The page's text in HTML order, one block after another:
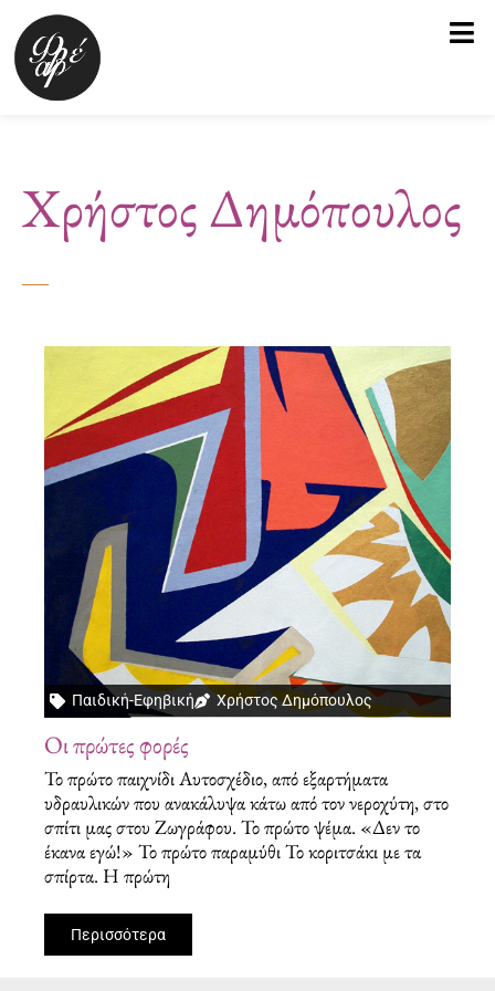
Μετάβαση
στο
περιεχόμενο
Χρήστος Δημόπουλος
Παιδική-Εφηβική Χρήστος Δημόπουλος
Οι πρώτες φορές
Το πρώτο παιχνίδι Αυτοσχέδιο, από εξαρτήματα
υδραυλικών που ανακάλυψα κάτω από τον νεροχύτη, στο
σπίτι μας στου Ζωγράφου. Το πρώτο ψέμα. «Δεν το
έκανα εγώ!» Το πρώτο παραμύθι Το κοριτσάκι με τα
σπίρτα. Η πρώτη
Περισσότερα